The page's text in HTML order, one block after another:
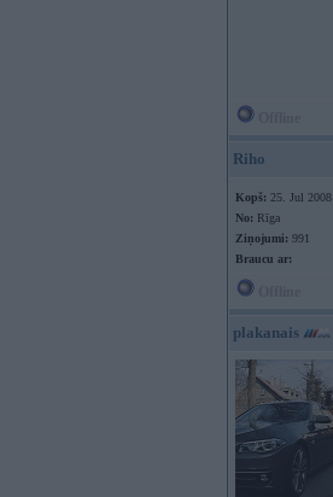
Riho
Kopš: 25. Jul 2008
No: Rīga
Ziņojumi: 991
Braucu ar:
plakanais